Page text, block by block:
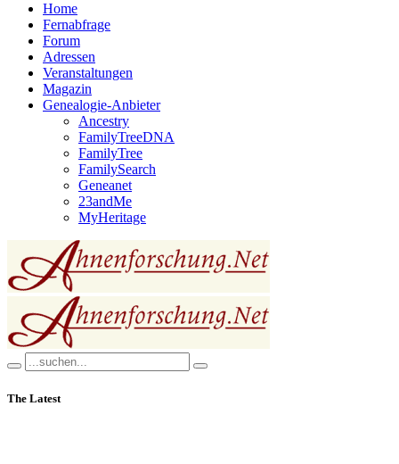
Home
Fernabfrage
Forum
Adressen
Veranstaltungen
Magazin
Genealogie-Anbieter
Ancestry
FamilyTreeDNA
FamilyTree
FamilySearch
Geneanet
23andMe
MyHeritage
The Latest